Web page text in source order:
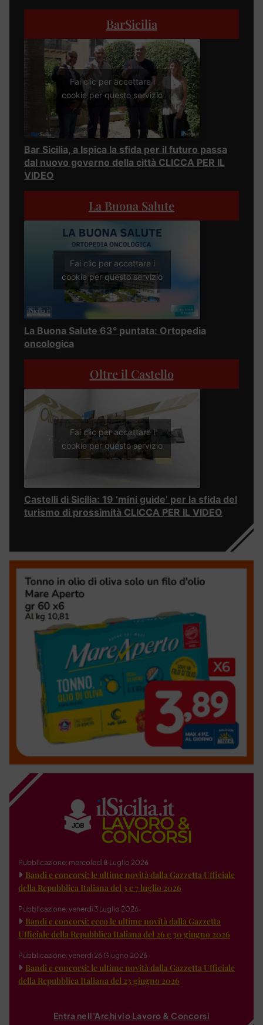
BarSicilia
Fai clic per accettare i
cookie per questo servizio
Bar Sicilia, a Ispica la sfida per il futuro passa
dal nuovo governo della città CLICCA PER IL
VIDEO
La Buona Salute
Fai clic per accettare i
cookie per questo servizio
La Buona Salute 63° puntata: Ortopedia
oncologica
Oltre il Castello
Fai clic per accettare i
cookie per questo servizio
Castelli di Sicilia: 19 ‘mini guide’ per la sfida del
turismo di prossimità CLICCA PER IL VIDEO
Pubblicazione: mercoledì 8 Luglio 2026
Bandi e concorsi: le ultime novità dalla Gazzetta Ufficiale
della Repubblica Italiana del 3 e 7 luglio 2026
Pubblicazione: venerdì 3 Luglio 2026
Bandi e concorsi: ecco le ultime novità dalla Gazzetta
Ufficiale della Repubblica Italiana del 26 e 30 giugno 2026
Pubblicazione: venerdì 26 Giugno 2026
Bandi e concorsi: le ultime novità dalla Gazzetta Ufficiale
della Repubblica Italiana del 23 giugno 2026
Entra nell'Archivio Lavoro & Concorsi